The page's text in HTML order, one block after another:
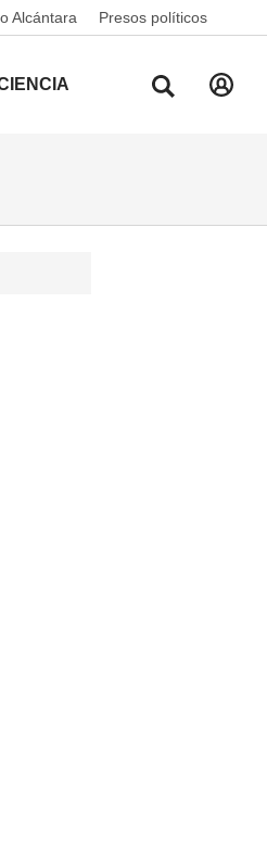
Alcántara Presos políticos